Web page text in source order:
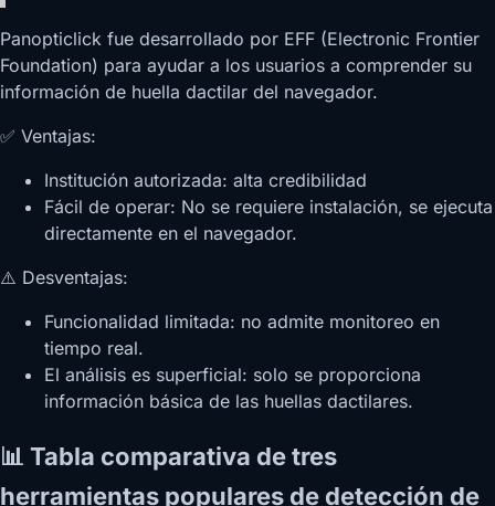
Panopticlick fue desarrollado por EFF (Electronic Frontier
Foundation) para ayudar a los usuarios a comprender su
información de huella dactilar del navegador.
✅ Ventajas:
Institución autorizada: alta credibilidad
Fácil de operar: No se requiere instalación, se ejecuta
directamente en el navegador.
⚠️ Desventajas:
Funcionalidad limitada: no admite monitoreo en
tiempo real.
El análisis es superficial: solo se proporciona
información básica de las huellas dactilares.
📊 Tabla comparativa de tres
herramientas populares de detección de